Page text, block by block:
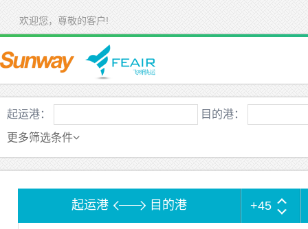
欢迎您，尊敬的客户!
起运港：
目的港：
更多筛选条件
起运港 目的港 +45